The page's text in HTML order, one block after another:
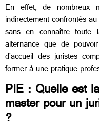
En effet, de nombreux
indirectement confrontés
sans en connaître toute
alternance que de
d’accueil des juristes
former à une pratique
PIE : Quelle est
master pour un
?